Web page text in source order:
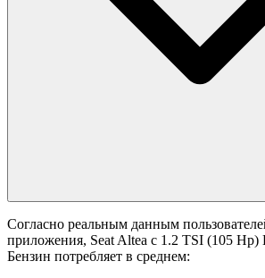
Согласно реальным данным
приложения, Seat Altea с 1.2 TSI (105 Hp)
Бензин потребляет в среднем: